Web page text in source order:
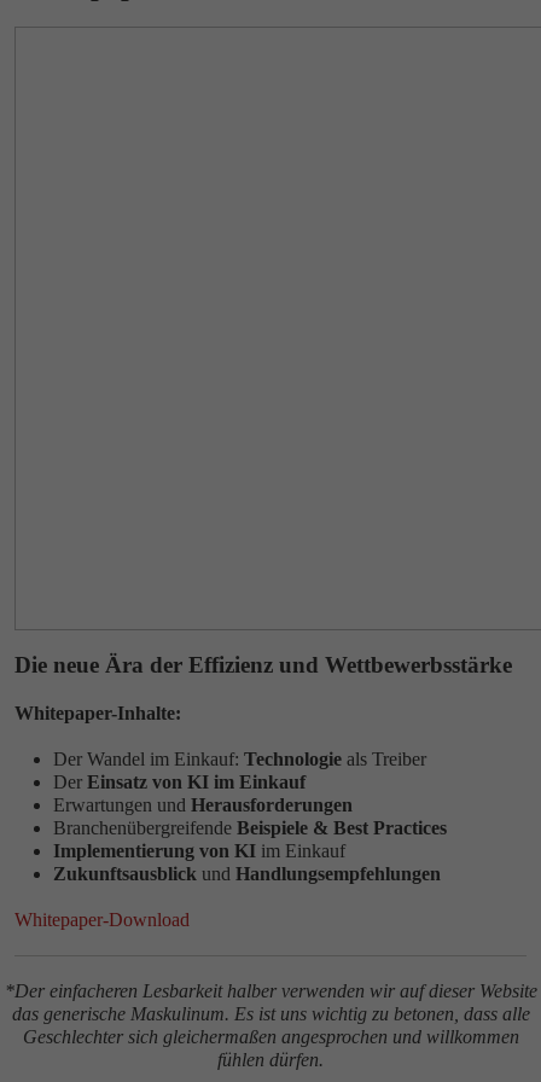
Die neue Ära der Effizienz und Wettbewerbsstärke
Whitepaper-Inhalte:
Der Wandel im Einkauf: Technologie als Treiber
Der Einsatz von KI im Einkauf
Erwartungen und Herausforderungen
Branchenübergreifende Beispiele & Best Practices
Implementierung von KI im Einkauf
Zukunftsausblick und Handlungsempfehlungen
Whitepaper-Download
*Der einfacheren Lesbarkeit halber verwenden wir auf dieser Website
das generische Maskulinum. Es ist uns wichtig zu betonen, dass alle
Geschlechter sich gleichermaßen angesprochen und willkommen
fühlen dürfen.